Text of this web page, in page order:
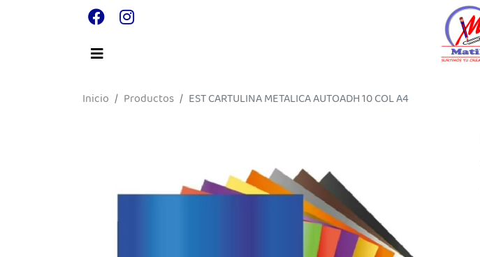
Inicio Productos EST CARTULINA METALICA AUTOADH 10 COL A4